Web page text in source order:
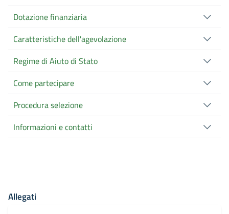
Dotazione finanziaria
Caratteristiche dell'agevolazione
Regime di Aiuto di Stato
Come partecipare
Procedura selezione
Informazioni e contatti
Allegati